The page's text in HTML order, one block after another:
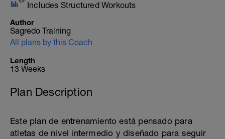
Includes Structured Workouts
Author
Sagredo Training
All plans by this Coach
Length
13 Weeks
Plan Description
Este plan de entrenamiento está pensado para
atletas de nivel intermedio y diseñado para seguir